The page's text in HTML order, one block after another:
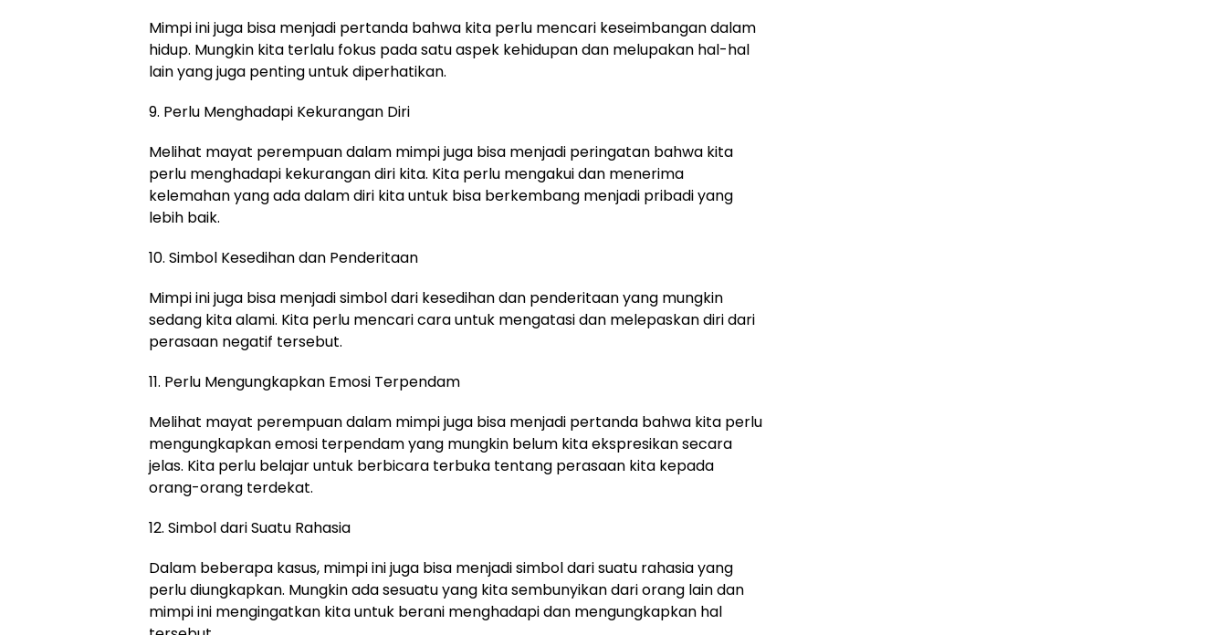
Mimpi ini juga bisa menjadi pertanda bahwa kita perlu mencari keseimbangan dalam
hidup. Mungkin kita terlalu fokus pada satu aspek kehidupan dan melupakan hal-hal
lain yang juga penting untuk diperhatikan.
9. Perlu Menghadapi Kekurangan Diri
Melihat mayat perempuan dalam mimpi juga bisa menjadi peringatan bahwa kita
perlu menghadapi kekurangan diri kita. Kita perlu mengakui dan menerima
kelemahan yang ada dalam diri kita untuk bisa berkembang menjadi pribadi yang
lebih baik.
10. Simbol Kesedihan dan Penderitaan
Mimpi ini juga bisa menjadi simbol dari kesedihan dan penderitaan yang mungkin
sedang kita alami. Kita perlu mencari cara untuk mengatasi dan melepaskan diri dari
perasaan negatif tersebut.
11. Perlu Mengungkapkan Emosi Terpendam
Melihat mayat perempuan dalam mimpi juga bisa menjadi pertanda bahwa kita perlu
mengungkapkan emosi terpendam yang mungkin belum kita ekspresikan secara
jelas. Kita perlu belajar untuk berbicara terbuka tentang perasaan kita kepada
orang-orang terdekat.
12. Simbol dari Suatu Rahasia
Dalam beberapa kasus, mimpi ini juga bisa menjadi simbol dari suatu rahasia yang
perlu diungkapkan. Mungkin ada sesuatu yang kita sembunyikan dari orang lain dan
mimpi ini mengingatkan kita untuk berani menghadapi dan mengungkapkan hal